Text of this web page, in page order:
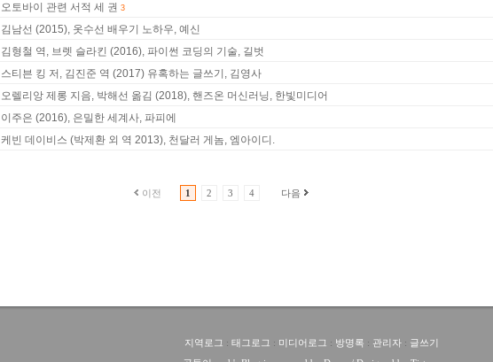
오토바이 관련 서적 세 권 3
김남선 (2015), 옷수선 배우기 노하우, 예신
김형철 역, 브렛 슬라킨 (2016), 파이썬 코딩의 기술, 길벗
스티븐 킹 저, 김진준 역 (2017) 유혹하는 글쓰기, 김영사
오렐리앙 제롱 지음, 박해선 옮김 (2018), 핸즈온 머신러닝, 한빛미디어
이주은 (2016), 은밀한 세계사, 파피에
케빈 데이비스 (박제환 외 역 2013), 천달러 게놈, 엠아이디.
이전 1 2 3 4 다음
지역로그 : 태그로그 : 미디어로그 : 방명록 : 관리자: 글쓰기